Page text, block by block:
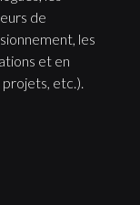
de
les
et en
projets, etc.).